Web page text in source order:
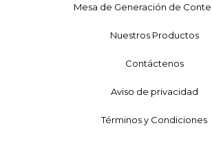
Mesa de Generación de
Nuestros Productos
Contáctenos
Aviso de privacidad
Términos y Condiciones